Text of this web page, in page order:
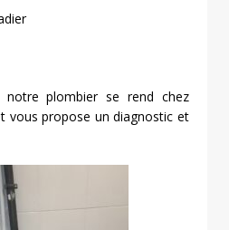
notre plombier se rend chez
vous propose un diagnostic et